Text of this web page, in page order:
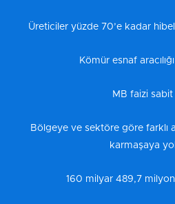
Üreticiler yüzde 70’e kadar
Kömür esnaf
MB faizi
Bölgeye ve sektöre göre farklı
karmaşaya
160 milyar 489,7